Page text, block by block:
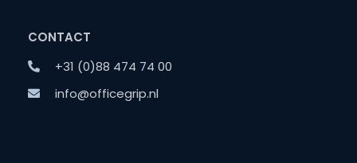
CONTACT
+31 (0)88 474 74 00
info@officegrip.nl